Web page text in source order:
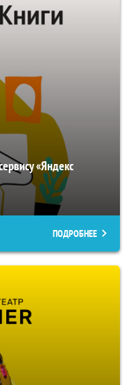
«Яндекс
ПОДРОБНЕЕ